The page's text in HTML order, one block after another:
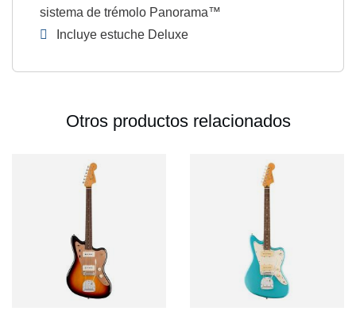
sistema de trémolo Panorama™
Incluye estuche Deluxe
Otros productos relacionados